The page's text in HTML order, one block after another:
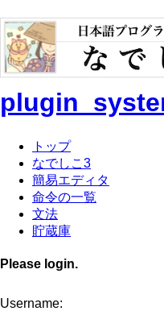
トップ
なでしこ3
簡易エディタ
命令の一覧
文法
貯蔵庫
Please login.
Username: